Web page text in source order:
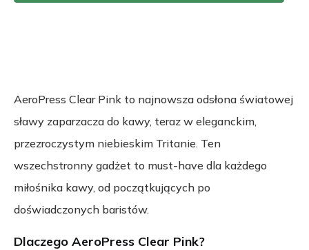
AeroPress Clear Pink to najnowsza odsłona światowej
sławy zaparzacza do kawy, teraz w eleganckim,
przezroczystym niebieskim Tritanie. Ten
wszechstronny gadżet to must-have dla każdego
miłośnika kawy, od początkujących po
doświadczonych baristów.
Dlaczego AeroPress Clear Pink?